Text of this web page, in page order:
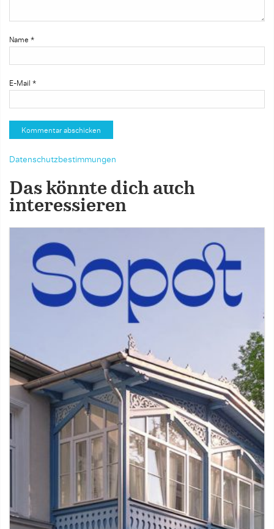
Name *
E-Mail *
Datenschutzbestimmungen
Das könnte dich auch
interessieren